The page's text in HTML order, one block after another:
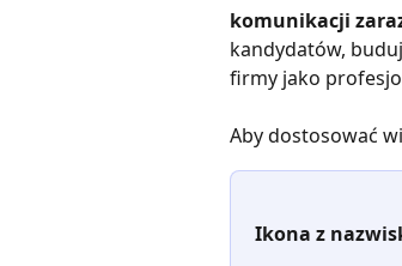
komunikacji
kandydatów,
firmy jako
Aby dostosować
Ikona z